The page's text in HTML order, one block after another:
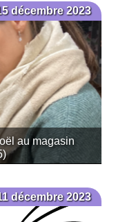
décembre 2023
au magasin
décembre 2023